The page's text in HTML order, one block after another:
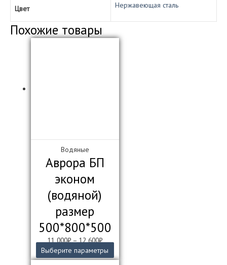
Цвет Нержавеющая сталь
Похожие товары
Водяные
Аврора БП
эконом
(водяной)
размер
500*800*500
11 000₽–12 600₽
Выберите параметры
товар